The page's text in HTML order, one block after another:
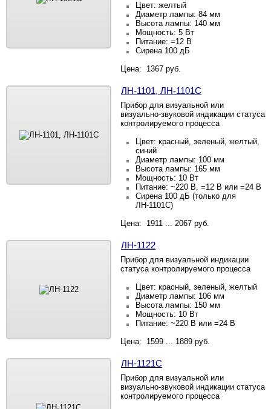
Цвет: желтый
Диаметр лампы: 84 мм
Высота лампы: 140 мм
Мощность: 5 Вт
Питание: =12 В
Сирена 100 дБ
Цена: 1367 руб.
ЛН-1101, ЛН-1101С
Прибор для визуальной или
визуально-звуковой индикации статуса
контролируемого процесса
Цвет: красный, зеленый, желтый,
синий
Диаметр лампы: 100 мм
Высота лампы: 165 мм
Мощность: 10 Вт
Питание: ~220 В, =12 В или =24 В
Сирена 100 дБ (только для
ЛН-1101С)
Цена: 1911 ... 2067 руб.
ЛН-1122
Прибор для визуальной индикации
статуса контролируемого процесса
Цвет: красный, зеленый, желтый
Диаметр лампы: 106 мм
Высота лампы: 150 мм
Мощность: 10 Вт
Питание: ~220 В или =24 В
Цена: 1599 ... 1889 руб.
ЛН-1121С
Прибор для визуальной или
визуально-звуковой индикации статуса
контролируемого процесса